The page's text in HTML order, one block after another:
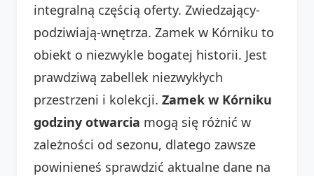
integralną częścią oferty. Zwiedzający-
podziwiają-wnętrza. Zamek w Kórniku to
obiekt o niezwykle bogatej historii. Jest
prawdziwą zabellek niezwykłych
przestrzeni i kolekcji. Zamek w Kórniku
godziny otwarcia mogą się różnić w
zależności od sezonu, dlatego zawsze
powinieneś sprawdzić aktualne dane na